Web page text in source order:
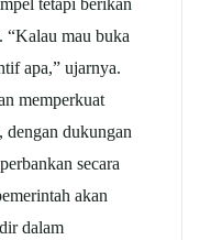
“Kalau mau buka
apa,” ujarnya.
memperkuat
dengan dukungan
secara
akan
dalam